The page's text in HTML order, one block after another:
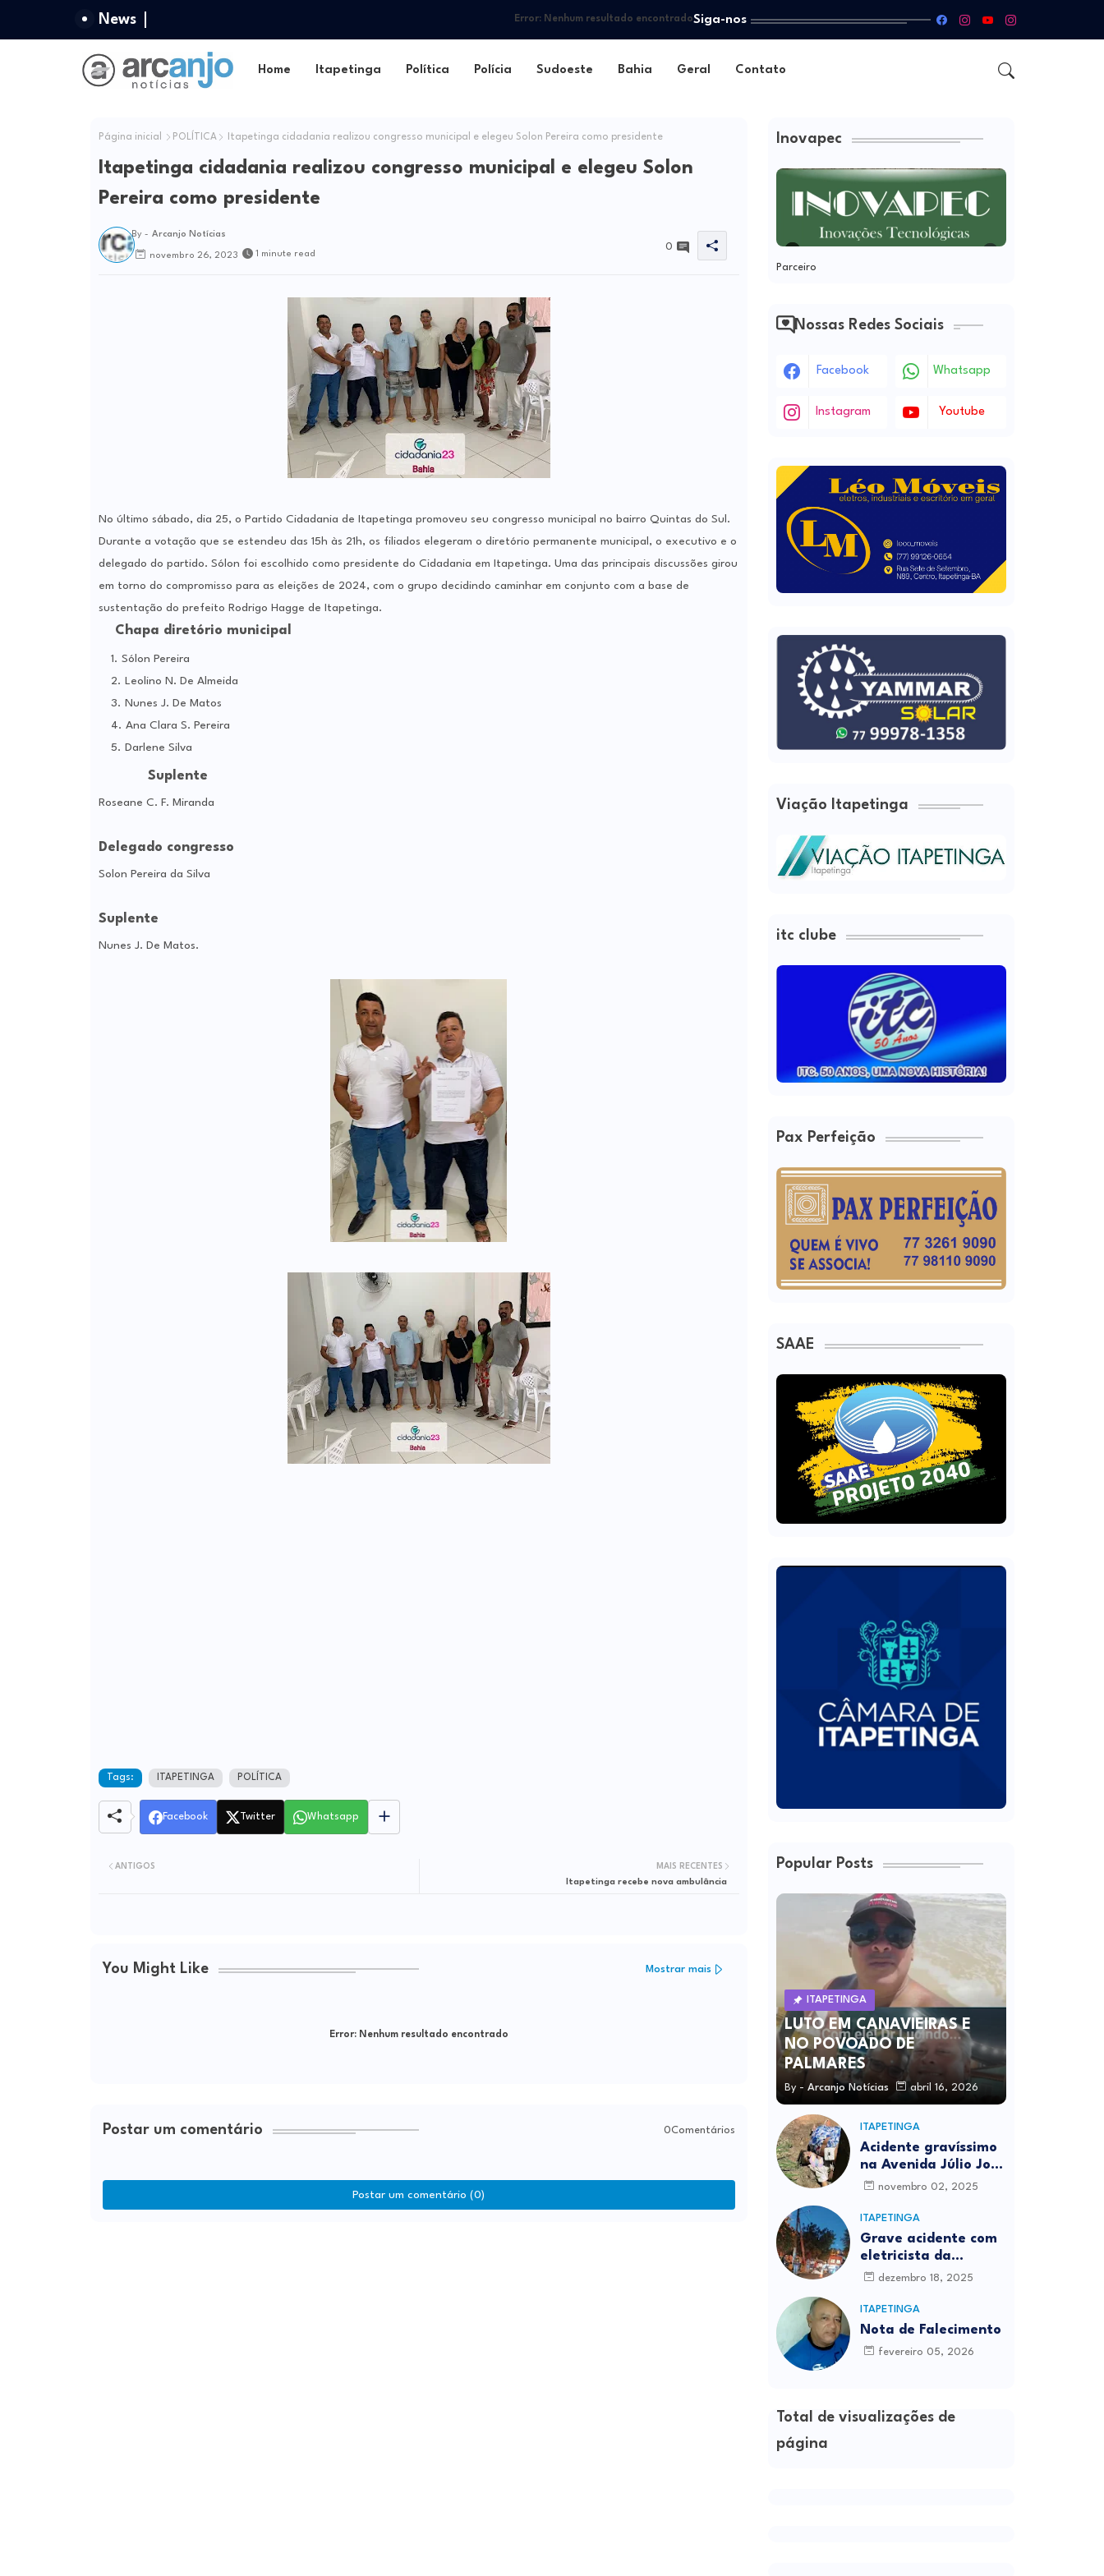
News Error:Nenhum resultado encontradoSiga-nos
Home Itapetinga Política Polícia Sudoeste Bahia Geral Contato
Página inicial POLÍTICA Itapetinga cidadania realizou congresso municipal e elegeu Solon Pereira como presidente
Itapetinga cidadania realizou congresso municipal e elegeu Solon
Pereira como presidente
By - Arcanjo Notícias
novembro 26, 2023 1 minute read
0
No último sábado, dia 25, o Partido Cidadania de Itapetinga promoveu seu congresso municipal no bairro Quintas do Sul.
Durante a votação que se estendeu das 15h às 21h, os filiados elegeram o diretório permanente municipal, o executivo e o
delegado do partido. Sólon foi escolhido como presidente do Cidadania em Itapetinga. Uma das principais discussões girou
em torno do compromisso para as eleições de 2024, com o grupo decidindo caminhar em conjunto com a base de
sustentação do prefeito Rodrigo Hagge de Itapetinga.
Chapa diretório municipal
Sólon Pereira
Leolino N. De Almeida
Nunes J. De Matos
Ana Clara S. Pereira
Darlene Silva
Suplente
Roseane C. F. Miranda
Delegado congresso
Solon Pereira da Silva
Suplente
Nunes J. De Matos.
Tags: ITAPETINGA POLÍTICA
Facebook Twitter Whatsapp
MAIS RECENTES
Itapetinga recebe nova ambulância
ANTIGOS
You Might Like Mostrar mais
Error:Nenhum resultado encontrado
Postar um comentário 0Comentários
Postar um comentário (0)
Inovapec
Parceiro
Nossas Redes Sociais
Facebook Whatsapp
Instagram Youtube
Viação Itapetinga
itc clube
Pax Perfeição
SAAE
Popular Posts
ITAPETINGA
LUTO EM CANAVIEIRAS E
NO POVOADO DE
PALMARES
By - Arcanjo Notícias abril 16, 2026
ITAPETINGA
Acidente gravíssimo
na Avenida Júlio José
Rodrigues deixa um
novembro 02, 2025
ITAPETINGA
Grave acidente com
eletricista da
Prefeitura é
Itapetinga
dezembro 18, 2025
ITAPETINGA
Nota de Falecimento
fevereiro 05, 2026
Total de visualizações de
página